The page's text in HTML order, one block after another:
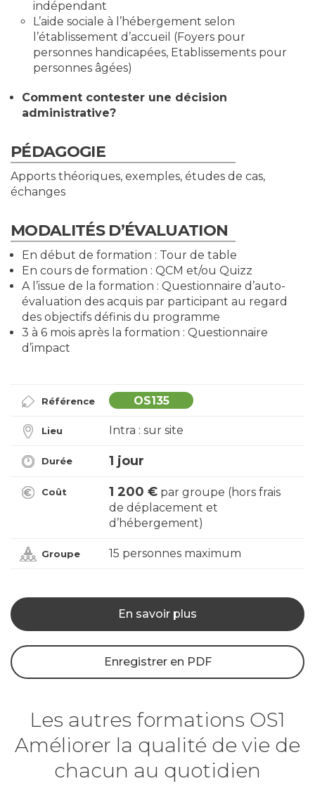
indépendant
L’aide sociale à l’hébergement selon
l’établissement d’accueil (Foyers pour
personnes handicapées, Etablissements pour
personnes âgées)
Comment contester une décision
administrative?
PÉDAGOGIE
Apports théoriques, exemples, études de cas,
échanges
MODALITÉS D’ÉVALUATION
En début de formation : Tour de table
En cours de formation : QCM et/ou Quizz
A l’issue de la formation : Questionnaire d’auto-
évaluation des acquis par participant au regard
des objectifs définis du programme
3 à 6 mois après la formation : Questionnaire
d’impact
Référence OS135
Lieu Intra : sur site
Durée 1 jour
Coût 1 200 € par groupe (hors frais
de déplacement et
d’hébergement)
Groupe 15 personnes maximum
En savoir plus
Enregistrer en PDF
Les autres formations OS1
Améliorer la qualité de vie de
chacun au quotidien